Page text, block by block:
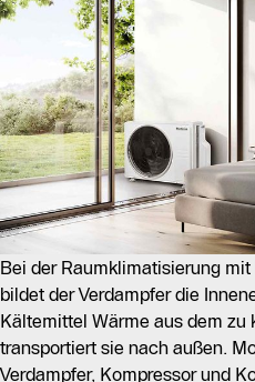
Bei der Raumklimatisierung
bildet der Verdampfer die
Kältemittel Wärme aus dem zu
transportiert sie nach außen.
Verdampfer, Kompressor und